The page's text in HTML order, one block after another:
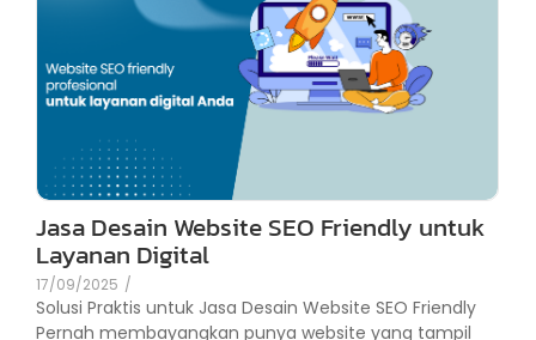
Jasa Desain Website SEO Friendly untuk
Layanan Digital
17/09/2025 /
Solusi Praktis untuk Jasa Desain Website SEO Friendly
Pernah membayangkan punya website yang tampil